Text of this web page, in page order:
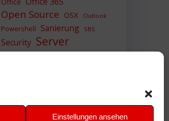
Einstellungen ansehen
Open Source OSX Outlook
Powershell Sanierung SBS
Security Server
Sicherheit SIEM
VMWare VPN WAZUH